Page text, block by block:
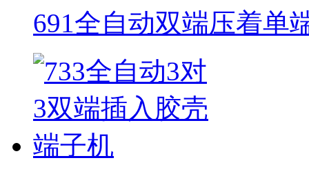
691全自动双端压着单